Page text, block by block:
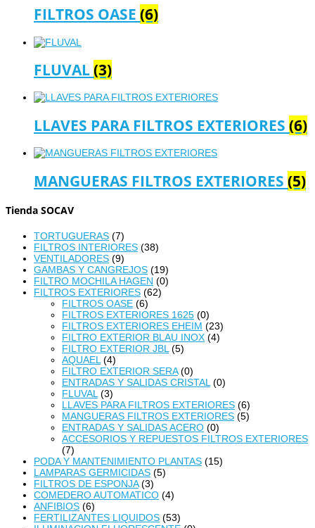
FILTROS OASE (6)
FLUVAL(3)
LLAVES PARA FILTROS EXTERIORES (6)
MANGUERAS FILTROS EXTERIORES (5)
Tienda SOCAV
TORTUGUERAS (7)
FILTROS INTERIORES (38)
VENTILADORES (9)
GAMBAS Y CANGREJOS (19)
FILTRO MOCHILA HAGEN (0)
FILTROS EXTERIORES (62)
FILTROS OASE (6)
FILTROS EXTERIORES 1625 (0)
FILTROS EXTERIORES EHEIM (23)
FILTRO EXTERIOR BLAU INOX (4)
FILTRO EXTERIOR JBL (5)
AQUAEL (4)
FILTRO EXTERIOR SERA (0)
ENTRADAS Y SALIDAS CRISTAL (0)
FLUVAL (3)
LLAVES PARA FILTROS EXTERIORES (6)
MANGUERAS FILTROS EXTERIORES (5)
ENTRADAS Y SALIDAS ACERO (0)
ACCESORIOS Y REPUESTOS FILTROS EXTERIORES
(7)
PODA Y MANTENIMIENTO PLANTAS (15)
LAMPARAS GERMICIDAS (5)
FILTROS DE ESPONJA (3)
COMEDERO AUTOMATICO (4)
ANFIBIOS (6)
FERTILIZANTES LIQUIDOS (53)